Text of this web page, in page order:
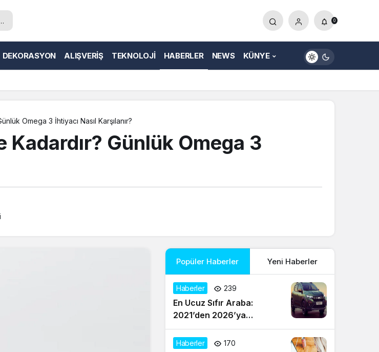
0
DEKORASYON ALIŞVERIŞ TEKNOLOJI HABERLER NEWS KÜNYE
Omega 3 İhtiyacı Nasıl Karşılanır?
Kadardır? Günlük Omega 3
Popüler Haberler Yeni Haberler
Haberler 239
En Ucuz Sıfır Araba:
2021’den 2026’ya
Türkiye’de Uygun Fiyatlı
Modeller ve Güncel Durum
Haberler 170